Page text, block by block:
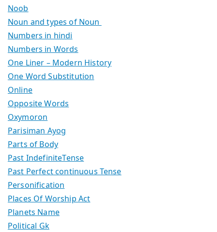
Noob
Noun and types of Noun
Numbers in hindi
Numbers in Words
One Liner – Modern History
One Word Substitution
Online
Opposite Words
Oxymoron
Parisiman Ayog
Parts of Body
Past IndefiniteTense
Past Perfect continuous Tense
Personification
Places Of Worship Act
Planets Name
Political Gk